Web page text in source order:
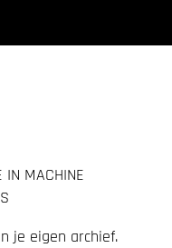
IN MACHINE
je eigen archief.